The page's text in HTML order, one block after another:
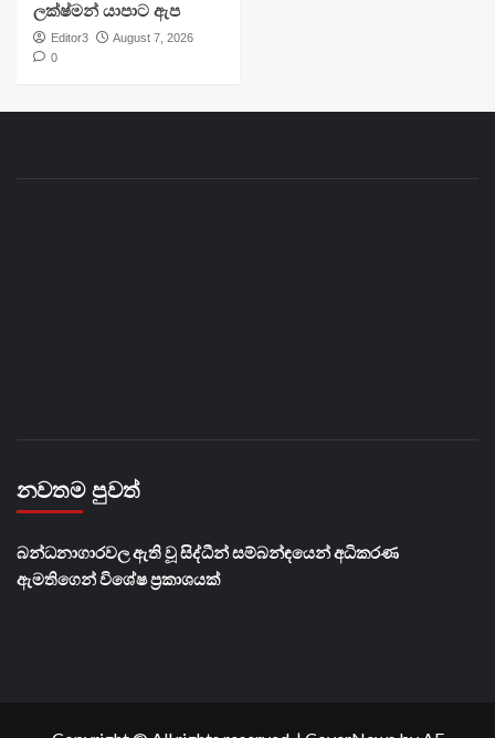
ලක්ෂ්මන් යාපාට ඇප
Editor3
August 7, 2026
0
නවතම පුවත්
බන්ධනාගාරවල ඇති වූ සිද්ධීන් සම්බන්ඳයෙන් අධිකරණ
ඇමතිගෙන් විශේෂ ප්‍රකාශයක්